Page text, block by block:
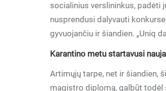
socialinius verslininkus, padėti
nusprendusi dalyvauti
gyvuojančiu ir šiandien. „Uniq
Karantino metu startavusi
Artimųjų tarpe, net ir šiandien,
magistro diplomą, galbūt